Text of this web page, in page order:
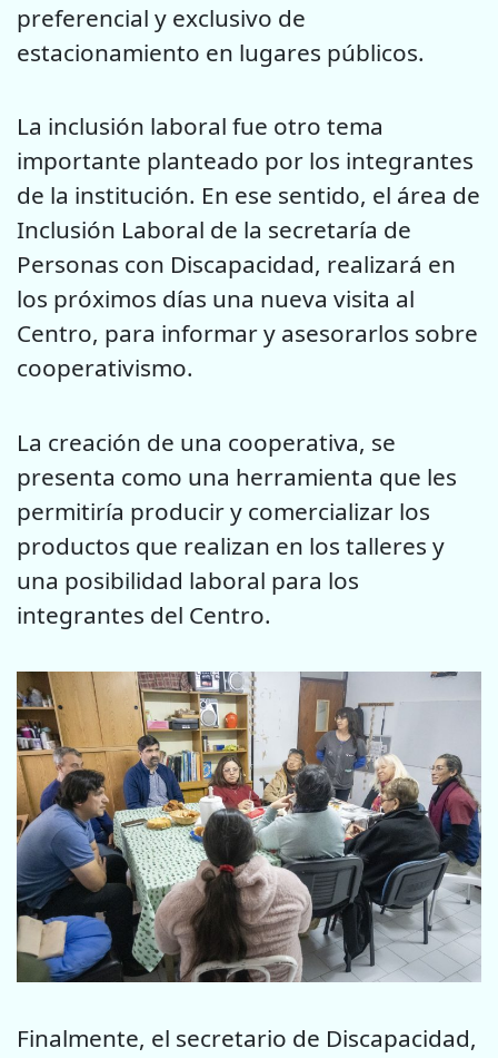
preferencial y exclusivo de
estacionamiento en lugares públicos.
La inclusión laboral fue otro tema
importante planteado por los integrantes
de la institución. En ese sentido, el área de
Inclusión Laboral de la secretaría de
Personas con Discapacidad, realizará en
los próximos días una nueva visita al
Centro, para informar y asesorarlos sobre
cooperativismo.
La creación de una cooperativa, se
presenta como una herramienta que les
permitiría producir y comercializar los
productos que realizan en los talleres y
una posibilidad laboral para los
integrantes del Centro.
Finalmente, el secretario de Discapacidad,